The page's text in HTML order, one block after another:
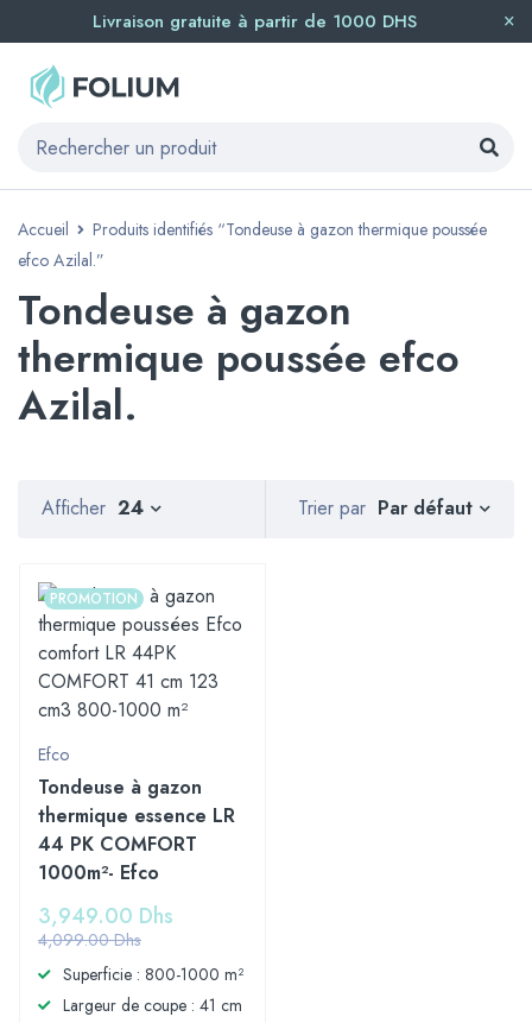
Livraison gratuite à partir de 1000 DHS
Accueil
Produits identifiés “Tondeuse à gazon thermique poussée
efco Azilal.”
Tondeuse à gazon
thermique poussée efco
Azilal.
Trier par Par défaut
Afficher 24
PROMOTION
Efco
Tondeuse à gazon
thermique essence LR
44 PK COMFORT
1000m²- Efco
4,099.00Dhs
3,949.00 Dhs
Superficie : 800-1000 m²
Largeur de coupe : 41 cm